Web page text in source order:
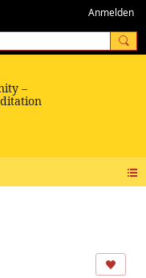
Anmelden